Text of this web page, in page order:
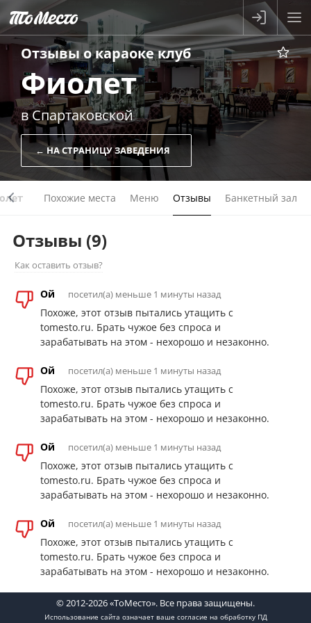
Отзывы окараоке клуб
Фиолет
в Спартаковской
← НА СТРАНИЦУ ЗАВЕДЕНИЯ
Похожие места Меню Отзывы Банкетный зал
Отзывы (9)
Как оставить отзыв?
Ой посетил(а) меньше 1 минуты назад
Похоже, этот отзыв пытались утащить с
tomesto.ru. Брать чужое без спроса и
зарабатывать на этом - нехорошо и незаконно.
Ой посетил(а) меньше 1 минуты назад
Похоже, этот отзыв пытались утащить с
tomesto.ru. Брать чужое без спроса и
зарабатывать на этом - нехорошо и незаконно.
Ой посетил(а) меньше 1 минуты назад
Похоже, этот отзыв пытались утащить с
tomesto.ru. Брать чужое без спроса и
зарабатывать на этом - нехорошо и незаконно.
Ой посетил(а) меньше 1 минуты назад
Похоже, этот отзыв пытались утащить с
tomesto.ru. Брать чужое без спроса и
зарабатывать на этом - нехорошо и незаконно.
© 2012-2026 «ТоМесто». Все права защищены.
Использование сайта означает ваше согласие на обработку ПД